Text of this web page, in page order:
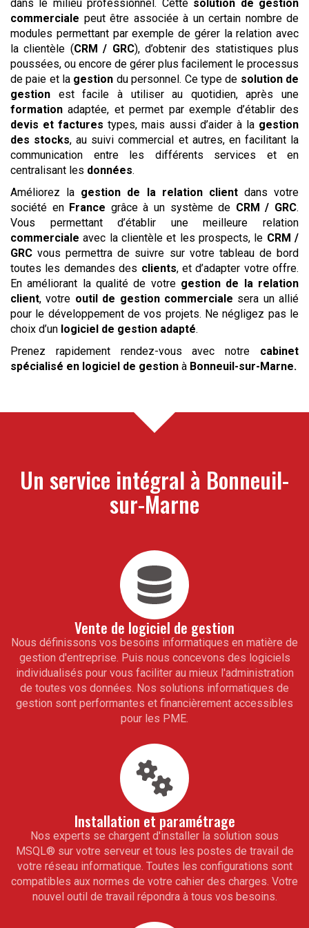
dans le milieu professionnel. Cette solution de gestion
commerciale peut être associée à un certain nombre de
modules permettant par exemple de gérer la relation avec
la clientèle (CRM / GRC), d’obtenir des statistiques plus
poussées, ou encore de gérer plus facilement le processus
de paie et la gestion du personnel. Ce type de solution de
gestion est facile à utiliser au quotidien, après une
formation adaptée, et permet par exemple d’établir des
devis et factures types, mais aussi d’aider à la gestion
des stocks, au suivi commercial et autres, en facilitant la
communication entre les différents services et en
centralisant les données.
Améliorez la gestion de la relation clientdans votre
société en France grâce à un système de CRM / GRC.
Vous permettant d’établir une meilleure relation
commerciale avec la clientèle et les prospects, le CRM /
GRC vous permettra de suivre sur votre tableau de bord
toutes les demandes des clients, et d’adapter votre offre.
En améliorant la qualité de votre gestion de la relation
client, votre outil de gestion commerciale sera un allié
pour le développement de vos projets. Ne négligez pas le
choix d’un logiciel de gestion adapté.
Prenez rapidement rendez-vous avec notre cabinet
spécialisé en logiciel de gestion à Bonneuil-sur-Marne.
Un service intégral à Bonneuil-
sur-Marne
Vente de logiciel de gestion
Nous définissons vos besoins informatiques en matière de
gestion d'entreprise. Puis nous concevons des logiciels
individualisés pour vous faciliter au mieux l'administration
de toutes vos données. Nos solutions informatiques de
gestion sont performantes et financièrement accessibles
pour les PME.
Installation et paramétrage
Nos experts se chargent d'installer la solution sous
MSQL® sur votre serveur et tous les postes de travail de
votre réseau informatique. Toutes les configurations sont
compatibles aux normes de votre cahier des charges. Votre
nouvel outil de travail répondra à tous vos besoins.